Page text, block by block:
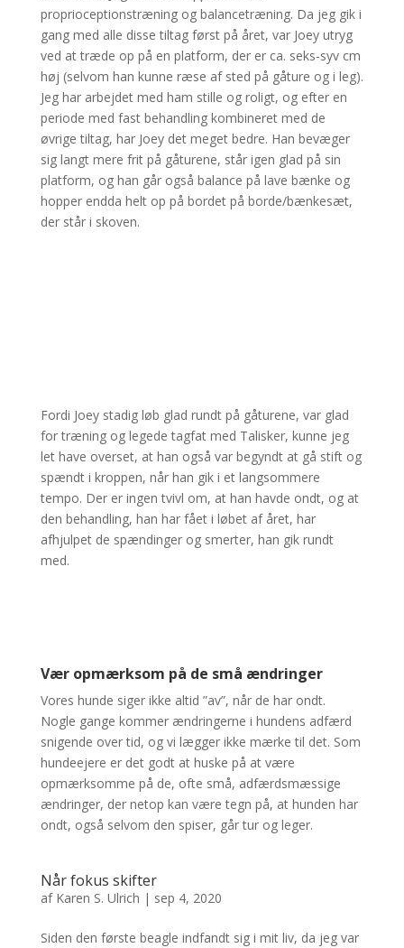
proprioceptionstræning og balancetræning. Da jeg gik i
gang med alle disse tiltag først på året, var Joey utryg
ved at træde op på en platform, der er ca. seks-syv cm
høj (selvom han kunne ræse af sted på gåture og i leg).
Jeg har arbejdet med ham stille og roligt, og efter en
periode med fast behandling kombineret med de
øvrige tiltag, har Joey det meget bedre. Han bevæger
sig langt mere frit på gåturene, står igen glad på sin
platform, og han går også balance på lave bænke og
hopper endda helt op på bordet på borde/bænkesæt,
der står i skoven.
Fordi Joey stadig løb glad rundt på gåturene, var glad
for træning og legede tagfat med Talisker, kunne jeg
let have overset, at han også var begyndt at gå stift og
spændt i kroppen, når han gik i et langsommere
tempo. Der er ingen tvivl om, at han havde ondt, og at
den behandling, han har fået i løbet af året, har
afhjulpet de spændinger og smerter, han gik rundt
med.
Vær opmærksom på de små ændringer
Vores hunde siger ikke altid ”av”, når de har ondt.
Nogle gange kommer ændringerne i hundens adfærd
snigende over tid, og vi lægger ikke mærke til det. Som
hundeejere er det godt at huske på at være
opmærksomme på de, ofte små, adfærdsmæssige
ændringer, der netop kan være tegn på, at hunden har
ondt, også selvom den spiser, går tur og leger.
Når fokus skifter
af Karen S. Ulrich | sep 4, 2020
Siden den første beagle indfandt sig i mit liv, da jeg var